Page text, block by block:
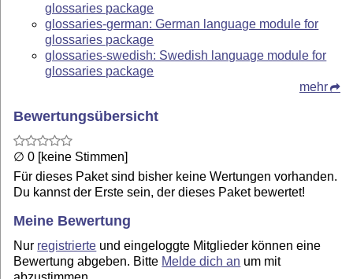
glossaries package
glossaries-german: German language module for
glossaries package
glossaries-swedish: Swedish language module for
glossaries package
mehr
Bewertungsübersicht
∅ 0 [keine Stimmen]
Für dieses Paket sind bisher keine Wertungen vorhanden.
Du kannst der Erste sein, der dieses Paket bewertet!
Meine Bewertung
Nur registrierte und eingeloggte Mitglieder können eine
Bewertung abgeben. Bitte Melde dich an um mit